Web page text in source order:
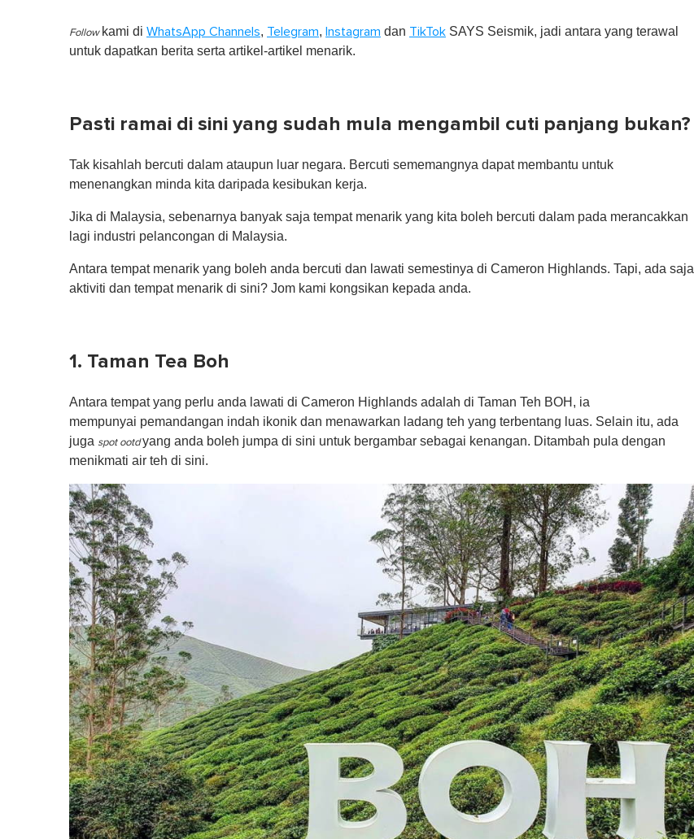
Follow kami di WhatsApp Channels, Telegram, Instagram dan TikTok SAYS Seismik, jadi antara yang terawal
untuk dapatkan berita serta artikel-artikel menarik.
Pasti ramai di sini yang sudah mula mengambil cuti panjang bukan?
Tak kisahlah bercuti dalam ataupun luar negara. Bercuti sememangnya dapat membantu untuk
menenangkan minda kita daripada kesibukan kerja.
Jika di Malaysia, sebenarnya banyak saja tempat menarik yang kita boleh bercuti dalam pada merancakkan
lagi industri pelancongan di Malaysia.
Antara tempat menarik yang boleh anda bercuti dan lawati semestinya di Cameron Highlands. Tapi, ada saja
aktiviti dan tempat menarik di sini? Jom kami kongsikan kepada anda.
1. Taman Tea Boh
Antara tempat yang perlu anda lawati di Cameron Highlands adalah di Taman Teh BOH, ia
mempunyai pemandangan indah ikonik dan menawarkan ladang teh yang terbentang luas. Selain itu, ada
juga spot ootdyang anda boleh jumpa di sini untuk bergambar sebagai kenangan. Ditambah pula dengan
menikmati air teh di sini.